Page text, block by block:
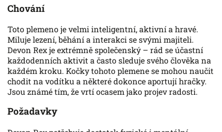
Chování
Toto plemeno je velmi inteligentní, aktivní a hravé.
Miluje lezení, běhání a interakci se svými majiteli.
Devon Rex je extrémně společenský – rád se účastní
každodenních aktivit a často sleduje svého člověka na
každém kroku. Kočky tohoto plemene se mohou naučit
chodit na vodítku a některé dokonce aportují hračky.
Jsou známé tím, že vrtí ocasem jako projev radosti.
Požadavky